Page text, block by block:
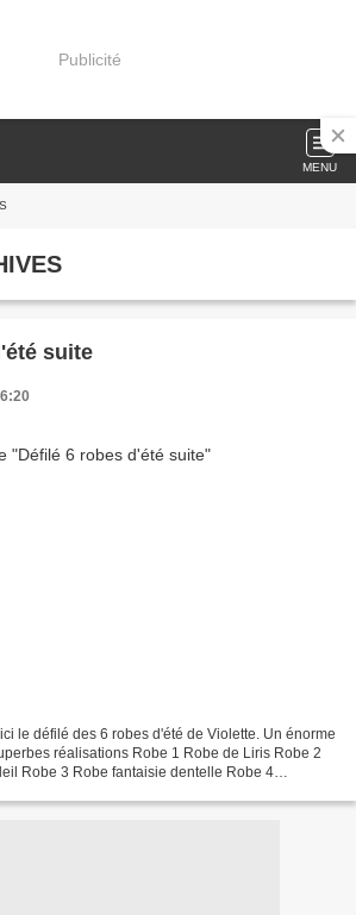
Publicité
MENU
Défilé 6 robes d'été suite
le défilé des 6 robes d'été de Violette. Un énorme
réalisations Robe 1 Robe de Liris Robe 2
Robe 3 Robe fantaisie dentelle Robe 4